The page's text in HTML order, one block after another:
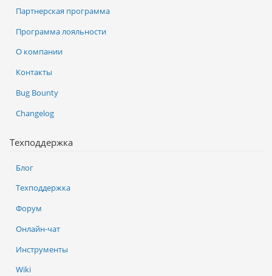
Партнерская программа
Программа лояльности
О компании
Контакты
Bug Bounty
Changelog
Техподдержка
Блог
Техподдержка
Форум
Онлайн-чат
Инструменты
Wiki